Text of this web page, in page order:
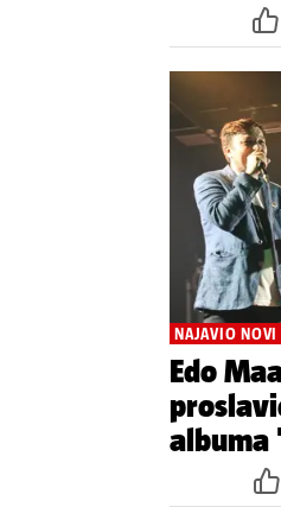
NAJAVIO NOVI
Edo
albuma